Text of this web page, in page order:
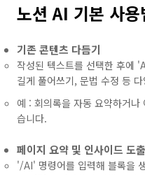
노션 AI 기본 사
기존 콘텐츠 다듬기
작성된 텍스트를 선택한 후에
길게 풀어쓰기, 문법 수정 등
예 : 회의록을 자동 요약하거
습니다.
페이지 요약 및 인사이드 도출
'/AI' 명령어를 입력해 블록을